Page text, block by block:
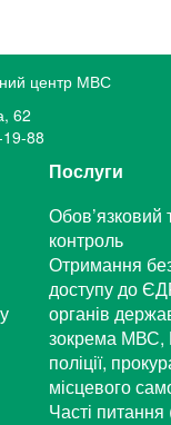
центр МВС
62
88
Послуги
Обов’язковий
контроль
Отримання
доступу до
органів
зокрема МВС,
поліції,
місцевого
Часті питання